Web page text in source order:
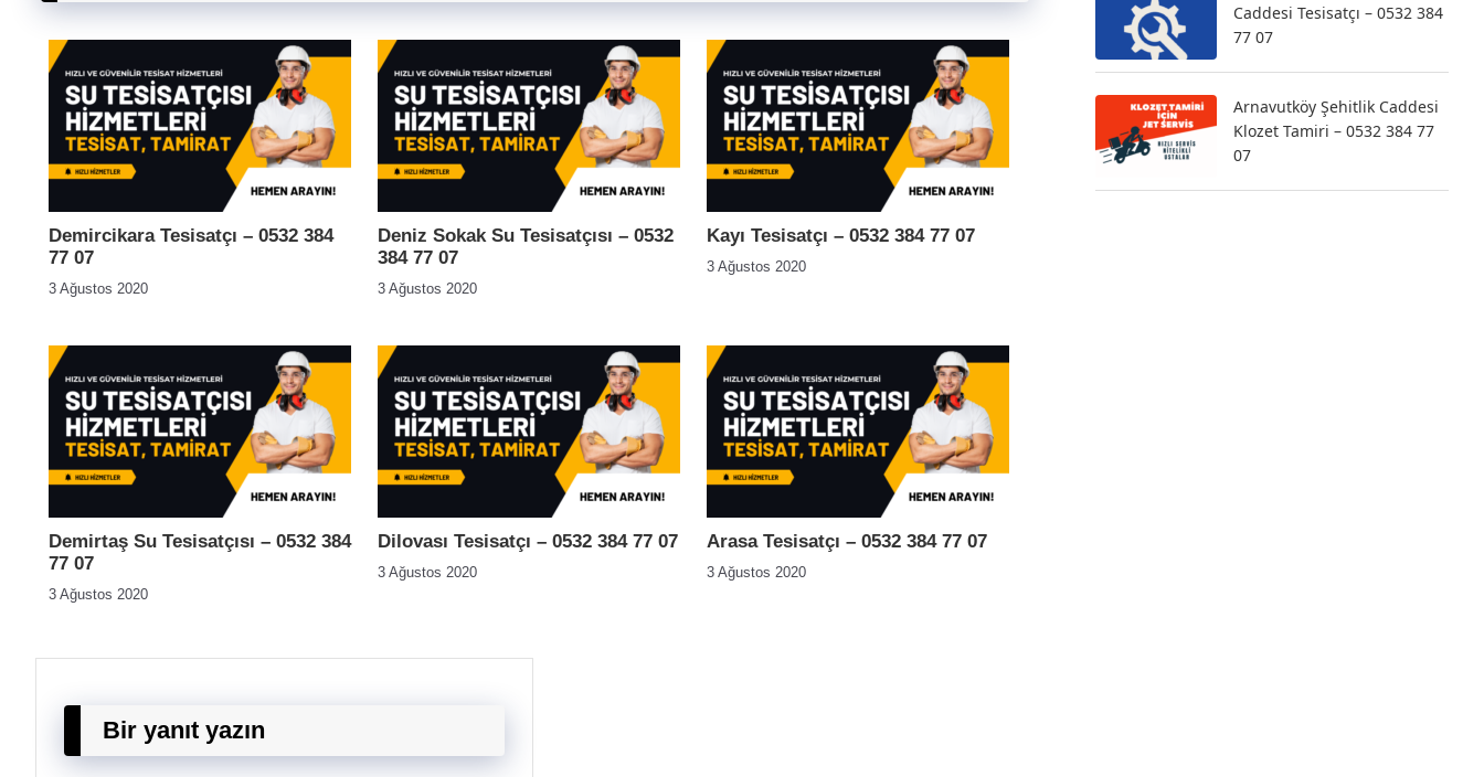
Demircikara Tesisatçı – 0532 384
77 07
3 Ağustos 2020
Deniz Sokak Su Tesisatçısı – 0532
384 77 07
3 Ağustos 2020
Kayı Tesisatçı – 0532 384 77 07
3 Ağustos 2020
Demirtaş Su Tesisatçısı – 0532 384
77 07
3 Ağustos 2020
Dilovası Tesisatçı – 0532 384 77 07
3 Ağustos 2020
Arasa Tesisatçı – 0532 384 77 07
3 Ağustos 2020
Bir yanıt yazın
Caddesi Tesisatçı – 0532 384
77 07
Arnavutköy Şehitlik Caddesi
Klozet Tamiri – 0532 384 77
07